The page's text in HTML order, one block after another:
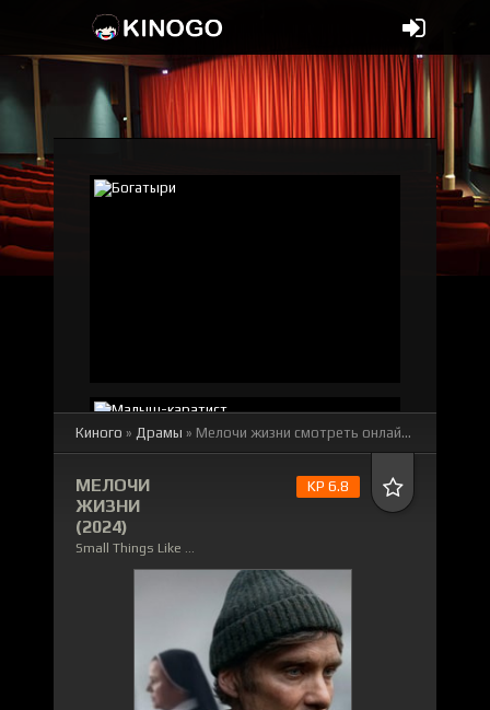
Киного » Драмы » Мелочи жизни смотреть онлайн бесплатно
МЕЛОЧИ
ЖИЗНИ
(2024)
Small Things Like These
KP 6.8